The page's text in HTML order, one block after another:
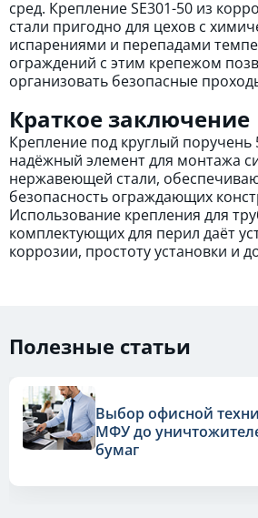
сред. Крепление SE301-50 из
стали пригодно для цехов с
испарениями и перепадами
ограждений с этим крепежом
организовать безопасные
Краткое заключение
Крепление под круглый поручень
надёжный элемент для монтажа
нержавеющей стали,
безопасность ограждающих
Использование крепления для
комплектующих для перил даёт
коррозии, простоту установки и
Полезные статьи
Выбор офисной
МФУ до
бумаг